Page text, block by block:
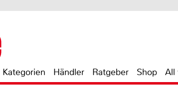
Kategorien Händler Ratgeber Shop All